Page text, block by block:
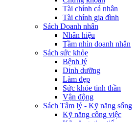
Tài chính cá nhân
Tài chính gia đình
Sách Doanh nhân
Nhân hiệu
Tầm nhìn doanh nhân
Sách sức khỏe
Bệnh lý
Dinh dưỡng
Làm đẹp
Sức khỏe tinh thần
Vận động
Sách Tâm lý - Kỹ năng sống
Kỹ năng công việc